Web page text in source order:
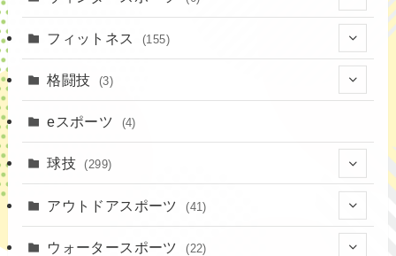
(6)
フィットネス (155)
(16)
(37)
格闘技 (3)
(3)
eスポーツ (4)
球技 (299)
(20)
(14)
アウトドアスポーツ (41)
(4)
ウォータースポーツ (22)